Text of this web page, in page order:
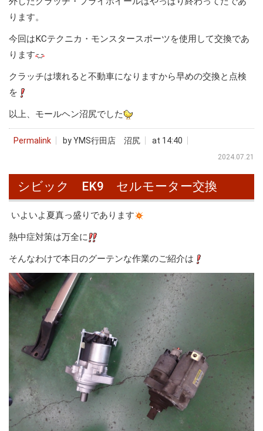
ります。
今回はKCテクニカ・モンスタースポーツを使用して交換であ
ります
クラッチは壊れると不動車になりますから早めの交換と点検
を
以上、モールヘン沼尻でした
Permalink by YMS行田店 沼尻 at 14:40
2024.07.21
シビック EK9 セルモーター交換
いよいよ夏真っ盛りであります
熱中症対策は万全に
そんなわけで本日のグーテンな作業のご紹介は